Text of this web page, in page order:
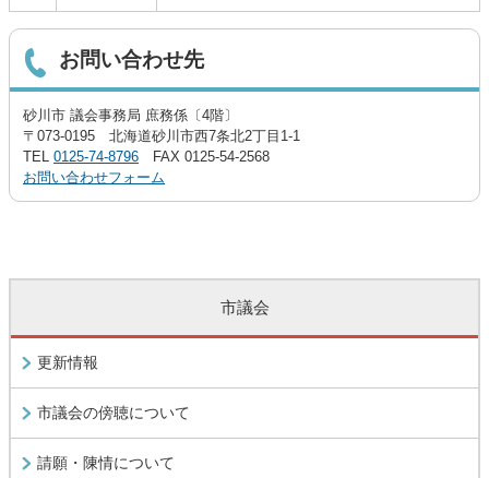
お問い合わせ先
砂川市 議会事務局 庶務係〔4階〕
〒073-0195 北海道砂川市西7条北2丁目1-1
TEL 0125-74-8796 FAX 0125-54-2568
お問い合わせフォーム
市議会
更新情報
市議会の傍聴について
請願・陳情について